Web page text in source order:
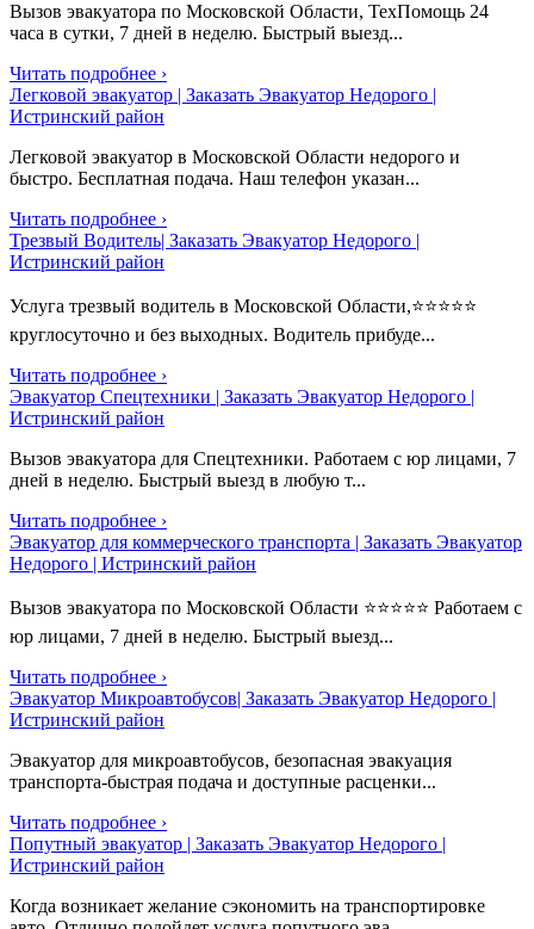
Вызов эвакуатора по Московской Области, ТехПомощь 24
часа в сутки, 7 дней в неделю. Быстрый выезд...
Читать подробнее ›
Легковой эвакуатор | Заказать Эвакуатор Недорого |
Истринский район
Легковой эвакуатор в Московской Области недорого и
быстро. Бесплатная подача. Наш телефон указан...
Читать подробнее ›
Трезвый Водитель| Заказать Эвакуатор Недорого |
Истринский район
Услуга трезвый водитель в Московской Области,⭐⭐⭐⭐⭐
круглосуточно и без выходных. Водитель прибуде...
Читать подробнее ›
Эвакуатор Спецтехники | Заказать Эвакуатор Недорого |
Истринский район
Вызов эвакуатора для Спецтехники. Работаем с юр лицами, 7
дней в неделю. Быстрый выезд в любую т...
Читать подробнее ›
Эвакуатор для коммерческого транспорта | Заказать Эвакуатор
Недорого | Истринский район
Вызов эвакуатора по Московской Области ⭐⭐⭐⭐⭐ Работаем с
юр лицами, 7 дней в неделю. Быстрый выезд...
Читать подробнее ›
Эвакуатор Микроавтобусов| Заказать Эвакуатор Недорого |
Истринский район
Эвакуатор для микроавтобусов, безопасная эвакуация
транспорта-быстрая подача и доступные расценки...
Читать подробнее ›
Попутный эвакуатор | Заказать Эвакуатор Недорого |
Истринский район
Когда возникает желание сэкономить на транспортировке